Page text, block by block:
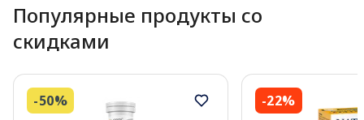
Популярные продукты со
скидками
-50% -22%